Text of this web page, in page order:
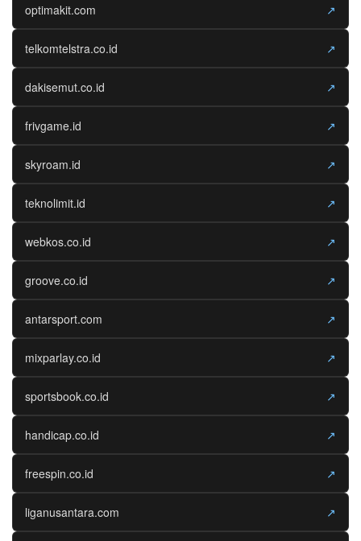
optimakit.com ↗
telkomtelstra.co.id ↗
dakisemut.co.id ↗
frivgame.id ↗
skyroam.id ↗
teknolimit.id ↗
webkos.co.id ↗
groove.co.id ↗
antarsport.com ↗
mixparlay.co.id ↗
sportsbook.co.id ↗
handicap.co.id ↗
freespin.co.id ↗
liganusantara.com ↗